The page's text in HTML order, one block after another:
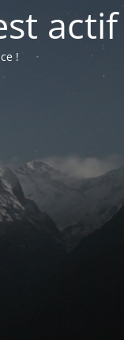
actif
!